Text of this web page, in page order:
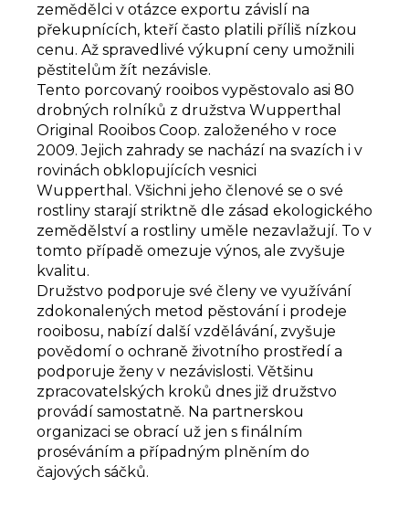
zemědělci v otázce exportu závislí na
překupnících, kteří často platili příliš nízkou
cenu. Až spravedlivé výkupní ceny umožnili
pěstitelům žít nezávisle.
Tento porcovaný rooibos vypěstovalo asi 80
drobných rolníků z družstva Wupperthal
Original Rooibos Coop. založeného v roce
2009. Jejich zahrady se nachází na svazích i v
rovinách obklopujících vesnici
Wupperthal. Všichni jeho členové se o své
rostliny starají striktně dle zásad ekologického
zemědělství a rostliny uměle nezavlažují. To v
tomto případě omezuje výnos, ale zvyšuje
kvalitu.
Družstvo podporuje své členy ve využívání
zdokonalených metod pěstování i prodeje
rooibosu, nabízí další vzdělávání, zvyšuje
povědomí o ochraně životního prostředí a
podporuje ženy v nezávislosti. Většinu
zpracovatelských kroků dnes již družstvo
provádí samostatně. Na partnerskou
organizaci se obrací už jen s finálním
proséváním a případným plněním do
čajových sáčků.